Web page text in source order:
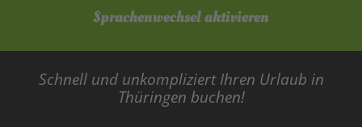
Sprachenwechsel aktivieren
Schnell und unkompliziert Ihren Urlaub in
Thüringen buchen!